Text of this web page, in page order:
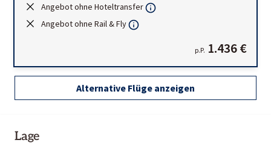
Angebot ohne Hoteltransfer
Angebot ohne Rail & Fly
p.P. 1.436 €
Alternative Flüge anzeigen
Lage